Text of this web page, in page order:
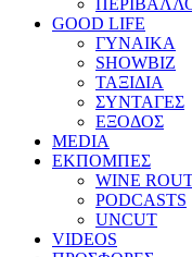
GOOD LIFE
ΓΥΝΑΙΚΑ
SHOWBIZ
ΤΑΞΙΔΙΑ
ΣΥΝΤΑΓΕΣ
ΕΞΟΔΟΣ
MEDIA
ΕΚΠΟΜΠΕΣ
WINE
PODCASTS
UNCUT
VIDEOS